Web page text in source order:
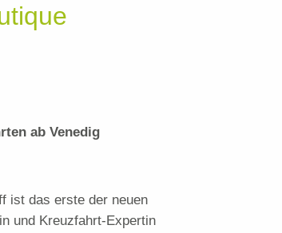
ab Venedig
ist das erste der neuen
und Kreuzfahrt-Expertin